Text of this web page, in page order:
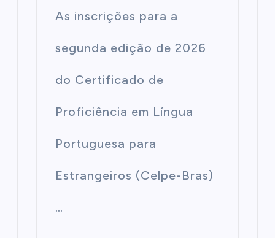
As inscrições para a
segunda edição de 2026
do Certificado de
Proficiência em Língua
Portuguesa para
Estrangeiros (Celpe-Bras)
…